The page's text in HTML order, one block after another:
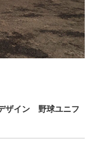
ザイン 野球ユニフ